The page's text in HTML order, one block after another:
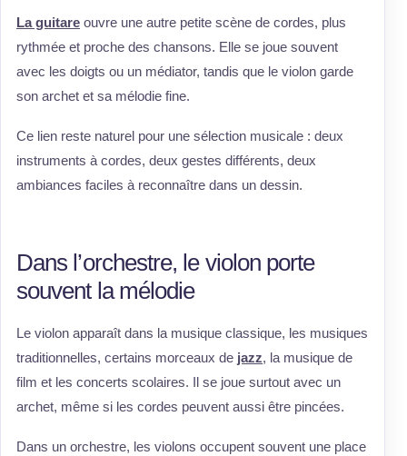
La guitare ouvre une autre petite scène de cordes, plus
rythmée et proche des chansons. Elle se joue souvent
avec les doigts ou un médiator, tandis que le violon garde
son archet et sa mélodie fine.
Ce lien reste naturel pour une sélection musicale : deux
instruments à cordes, deux gestes différents, deux
ambiances faciles à reconnaître dans un dessin.
Dans l’orchestre, le violon porte
souvent la mélodie
Le violon apparaît dans la musique classique, les musiques
traditionnelles, certains morceaux de jazz, la musique de
film et les concerts scolaires. Il se joue surtout avec un
archet, même si les cordes peuvent aussi être pincées.
Dans un orchestre, les violons occupent souvent une place